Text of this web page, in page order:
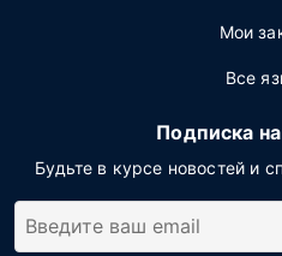
Мои
Все
Подписка
Будьте в курсе новостей и